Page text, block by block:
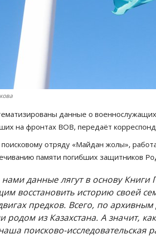
данные о
на фронтах ВОВ, передаёт
отряду «Майдан жолы»,
памяти погибших защитников
данные лягут в основу Книги
восстановить историю своей
предков. Всего, по
родом из Казахстана. А значит,
поисково-исследовательская